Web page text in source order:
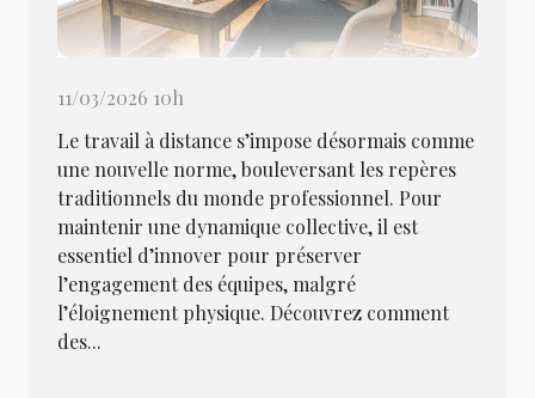
11/03/2026 10h
Le travail à distance s’impose désormais comme
une nouvelle norme, bouleversant les repères
traditionnels du monde professionnel. Pour
maintenir une dynamique collective, il est
essentiel d’innover pour préserver
l’engagement des équipes, malgré
l’éloignement physique. Découvrez comment
des...